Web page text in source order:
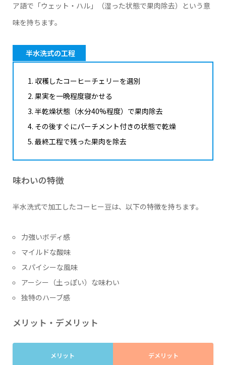
ア語で「ウェット・ハル」（湿った状態で果肉除去）という意
味を持ちます。
半水洗式の工程
収穫したコーヒーチェリーを選別
果実を一晩程度寝かせる
半乾燥状態（水分40%程度）で果肉除去
その後すぐにパーチメント付きの状態で乾燥
最終工程で残った果肉を除去
味わいの特徴
半水洗式で加工したコーヒー豆は、以下の特徴を持ちます。
力強いボディ感
マイルドな酸味
スパイシーな風味
アーシー（土っぽい）な味わい
独特のハーブ感
メリット・デメリット
メリット デメリット